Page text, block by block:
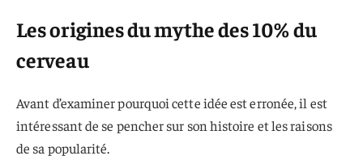
Les origines du mythe des 10% du
cerveau
Avant d’examiner pourquoi cette idée est erronée, il est
intéressant de se pencher sur son histoire et les raisons
de sa popularité.